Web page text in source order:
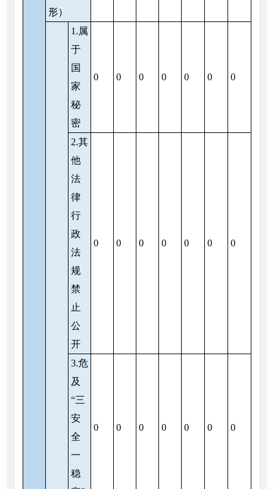
形）
1.属
于
国
家
秘
密
0 0 0 0 0 0 0
2.其
他
法
律
行
政
法
规
禁
止
公
开
0 0 0 0 0 0 0
3.危
及
“三
安
全
一
稳
0 0 0 0 0 0 0